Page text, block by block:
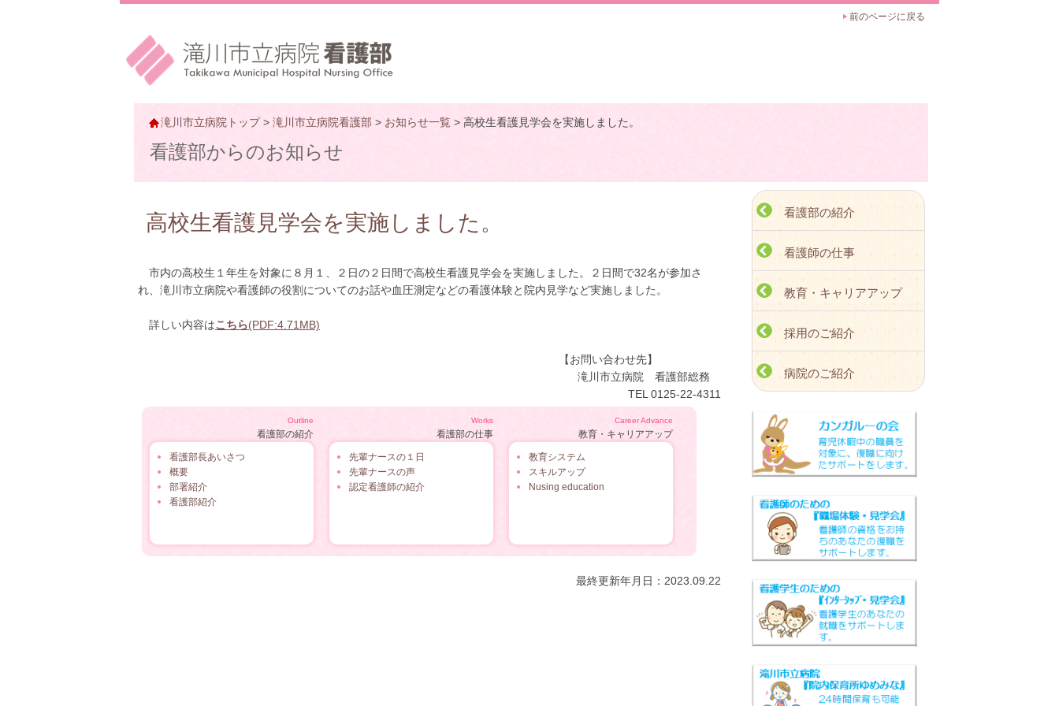
前のページに戻る
滝川市立病院トップ> 滝川市立病院看護部 > お知らせ一覧 > 高校生看護見学会を実施しました。
看護部からのお知らせ
高校生看護見学会を実施しました。
市内の高校生１年生を対象に８月１、２日の２日間で高校生看護見学会を実施しました。２日間で32名が参加さ
れ、滝川市立病院や看護師の役割についてのお話や血圧測定などの看護体験と院内見学など実施しました。
詳しい内容はこちら(PDF:4.71MB)
【お問い合わせ先】
滝川市立病院 看護部総務
TEL 0125-22-4311
Outline
看護部の紹介
看護部長あいさつ
概要
部署紹介
看護部紹介
Works
看護部の仕事
先輩ナースの１日
先輩ナースの声
認定看護師の紹介
Career Advance
教育・キャリアアップ
教育システム
スキルアップ
Nusing education
最終更新年月日：2023.09.22
看護部の紹介
看護師の仕事
教育・キャリアアップ
採用のご紹介
病院のご紹介